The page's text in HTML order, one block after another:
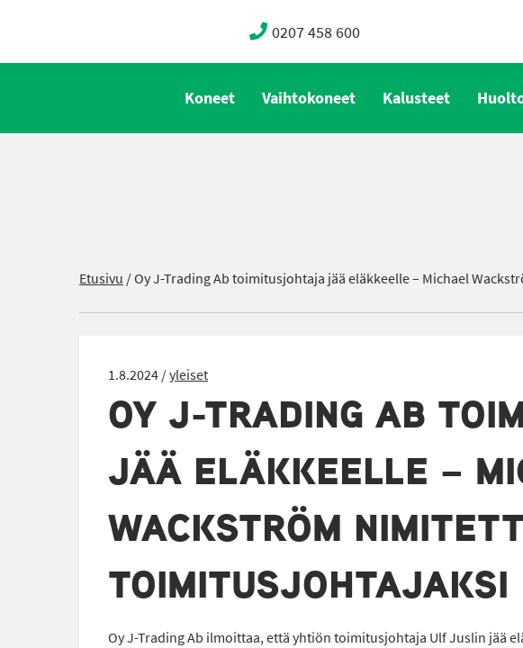
0207 458 600
Koneet Vaihtokoneet Kalusteet
Etusivu /Oy J-Trading Ab toimitusjohtaja jää eläkkeelle – Michael
1.8.2024 /yleiset
OY J-TRADING AB
JÄÄ ELÄKKEELLE –
WACKSTRÖM
TOIMITUSJOHTAJAKSI
Oy J-Trading Ab ilmoittaa, että yhtiön toimitusjohtaja Ulf Juslin jää